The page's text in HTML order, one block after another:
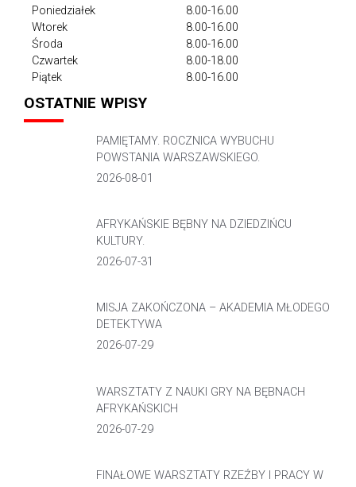
Poniedziałek
Wtorek
Środa
Czwartek
Piątek
8.00-16.00
8.00-16.00
8.00-16.00
8.00-18.00
8.00-16.00
OSTATNIE WPISY
PAMIĘTAMY. ROCZNICA WYBUCHU
POWSTANIA WARSZAWSKIEGO.
2026-08-01
AFRYKAŃSKIE BĘBNY NA DZIEDZIŃCU
KULTURY.
2026-07-31
MISJA ZAKOŃCZONA – AKADEMIA MŁODEGO
DETEKTYWA
2026-07-29
WARSZTATY Z NAUKI GRY NA BĘBNACH
AFRYKAŃSKICH
2026-07-29
FINAŁOWE WARSZTATY RZEŹBY I PRACY W